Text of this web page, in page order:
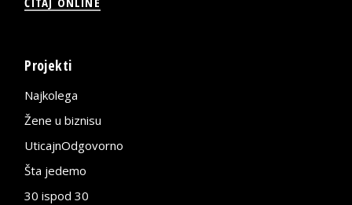
Projekti
Najkolega
Žene u biznisu
UticajnOdgovorno
Šta jedemo
30 ispod 30